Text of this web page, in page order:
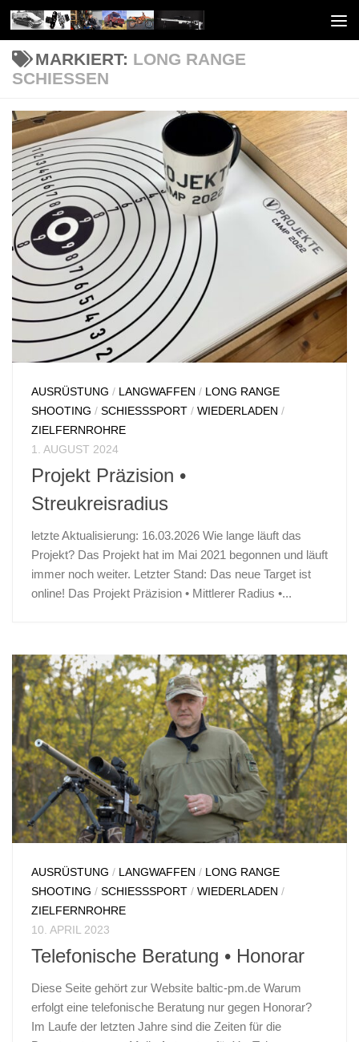
Unter dem Inhalt
MARKIERT: LONG RANGE
SCHIESSEN
AUSRÜSTUNG / LANGWAFFEN / LONG RANGE
SHOOTING / SCHIESSSPORT / WIEDERLADEN /
ZIELFERNROHRE
1. AUGUST 2024
Projekt Präzision •
Streukreisradius
letzte Aktualisierung: 16.03.2026 Wie lange läuft das
Projekt? Das Projekt hat im Mai 2021 begonnen und läuft
immer noch weiter. Letzter Stand: Das neue Target ist
online! Das Projekt Präzision • Mittlerer Radius •...
AUSRÜSTUNG / LANGWAFFEN / LONG RANGE
SHOOTING / SCHIESSSPORT / WIEDERLADEN /
ZIELFERNROHRE
10. APRIL 2023
Telefonische Beratung • Honorar
Diese Seite gehört zur Website baltic-pm.de Warum
erfolgt eine telefonische Beratung nur gegen Honorar?
Im Laufe der letzten Jahre sind die Zeiten für die